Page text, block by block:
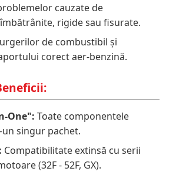
cauzate de
rigide sau fisurate.
de combustibil și
corect aer-benzină.
One": Toate componentele
singur pachet.
Compatibilitate extinsă cu serii
(32F - 52F, GX).